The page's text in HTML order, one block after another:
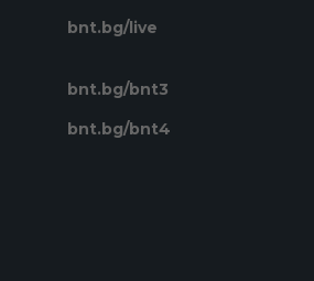
bnt.bg/live
bnt.bg/bnt3
bnt.bg/bnt4